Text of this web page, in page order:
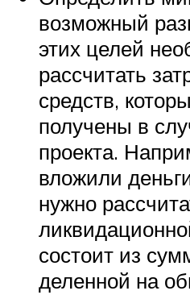
возможный
этих целей
рассчитать
средств,
получены в
проекта.
вложили
нужно
состоит из
деленной на